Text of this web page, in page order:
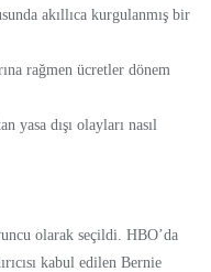
akıllıca kurgulanmış bir
rağmen ücretler dönem
yasa dışı olayları nasıl
olarak seçildi. HBO’da
kabul edilen Bernie